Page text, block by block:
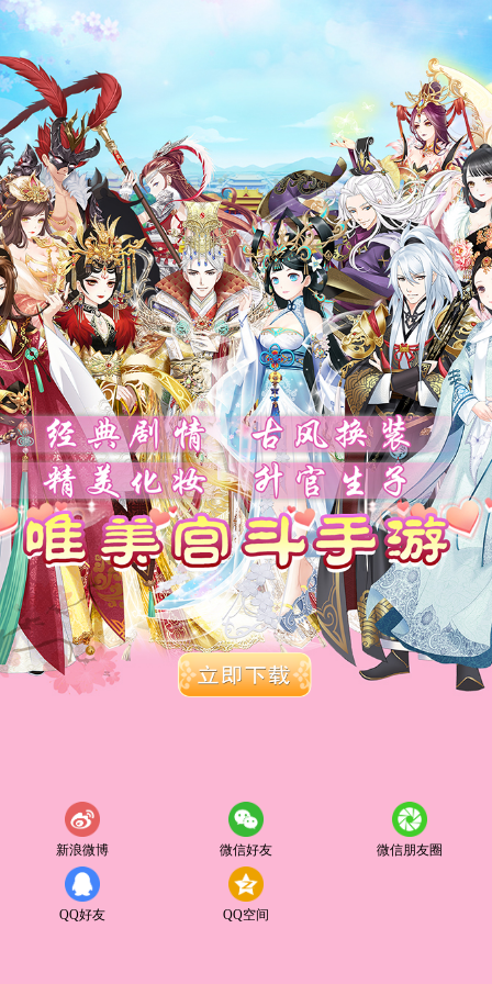
新浪微博 微信好友 微信朋友圈
QQ好友 QQ空间